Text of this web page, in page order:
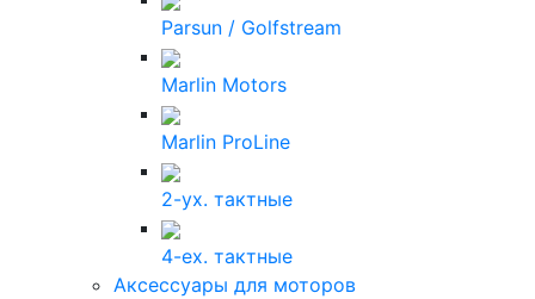
Parsun / Golfstream
Marlin Motors
Marlin ProLine
2-ух. тактные
4-ех. тактные
Аксессуары для моторов